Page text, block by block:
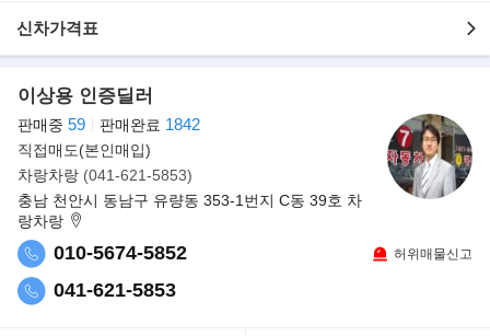
- 사고유무 : 무사고(본넷만 단순교환)
- 기어방식 : 오토(A/T)
- 현찰 or 카드 or 전액할부가능.
- 판매가격 : 3,680만원(차량+개소세+개조비+부가세 포함)
- 문의 : 0 10-5674-5852 (모든캠핑카)
- 오시는 길 (방문시 예약 필수!)
충남 천안시 동남구 천안대로90 모든캠핑카
(천안I.C, 터미널, 천안역, 천안아산KTX역 15분 거리)
▶캠핑옵션
- 인산철밧데리 660A(신품)
신차가격표
이상용 인증딜러
판매중 59 판매완료 1842
직접매도(본인매입)
차랑차랑 (041-621-5853)
충남 천안시 동남구 유량동 353-1번지 C동 39호 차
랑차랑
010-5674-5852
041-621-5853
허위매물신고